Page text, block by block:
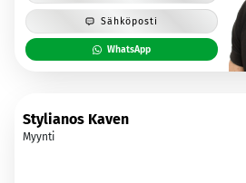
Sähköposti
WhatsApp
Stylianos Kaven
Myynti